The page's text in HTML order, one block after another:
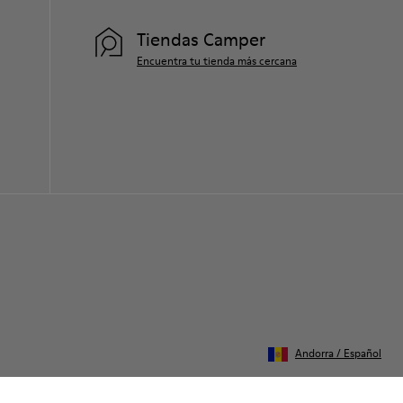
Tiendas Camper
Encuentra tu tienda más cercana
Andorra / Español